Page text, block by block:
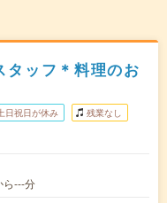
タッフ＊料理のお
日祝日が休み 残業なし
ら---分